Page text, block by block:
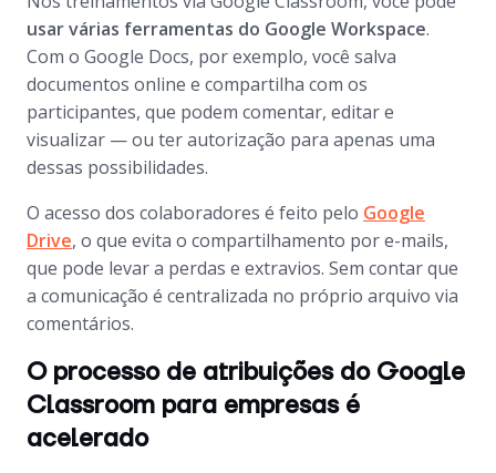
usar várias ferramentas do Google Workspace.
Com o Google Docs, por exemplo, você salva
documentos online e compartilha com os
participantes, que podem comentar, editar e
visualizar — ou ter autorização para apenas uma
dessas possibilidades.
O acesso dos colaboradores é feito pelo Google
Drive, o que evita o compartilhamento por e-mails,
que pode levar a perdas e extravios. Sem contar que
a comunicação é centralizada no próprio arquivo via
comentários.
O processo de atribuições do Google
Classroom para empresas é
acelerado